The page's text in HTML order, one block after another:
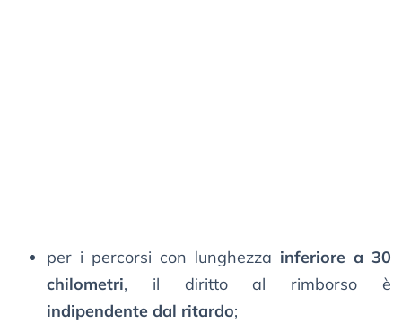
per i percorsi con lunghezza inferiore a 30
chilometri, il diritto al rimborso è
indipendente dal ritardo;